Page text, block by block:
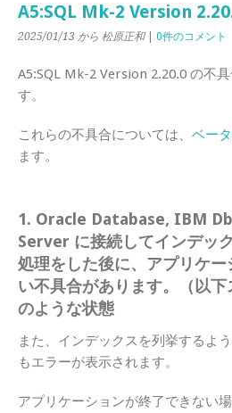
A5:SQL Mk-2 Version
2025/01/13 から 松原正和| 0件のコメント
A5:SQL Mk-2 Version 2.20.0 の不
す。
これらの不具合については、 ベー
ます。
1. Oracle Database, IBM
Server に接続してインデッ
処理をした後に、アプリケ
い不具合があります。（以下
のような状態
また、インデックスを列挙するよ
もエラーが表示されます。
アプリケーションが終了できない